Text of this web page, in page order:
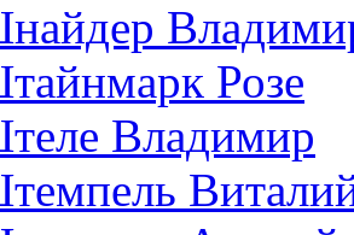
Розe
Владимир